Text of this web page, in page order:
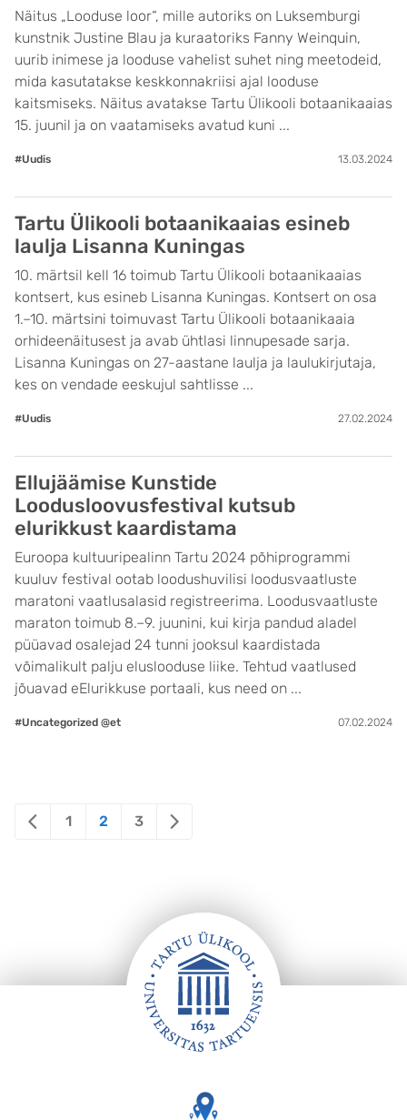
Näitus „Looduse loor“, mille autoriks on Luksemburgi
kunstnik Justine Blau ja kuraatoriks Fanny Weinquin,
uurib inimese ja looduse vahelist suhet ning meetodeid,
mida kasutatakse keskkonnakriisi ajal looduse
kaitsmiseks. Näitus avatakse Tartu Ülikooli botaanikaaias
15. juunil ja on vaatamiseks avatud kuni ...
#Uudis 13.03.2024
Tartu Ülikooli botaanikaaias esineb
laulja Lisanna Kuningas
10. märtsil kell 16 toimub Tartu Ülikooli botaanikaaias
kontsert, kus esineb Lisanna Kuningas. Kontsert on osa
1.–10. märtsini toimuvast Tartu Ülikooli botaanikaaia
orhideenäitusest ja avab ühtlasi linnupesade sarja.
Lisanna Kuningas on 27-aastane laulja ja laulukirjutaja,
kes on vendade eeskujul sahtlisse ...
#Uudis 27.02.2024
Ellujäämise Kunstide
Loodusloovusfestival kutsub
elurikkust kaardistama
Euroopa kultuuripealinn Tartu 2024 põhiprogrammi
kuuluv festival ootab loodushuvilisi loodusvaatluste
maratoni vaatlusalasid registreerima. Loodusvaatluste
maraton toimub 8.–9. juunini, kui kirja pandud aladel
püüavad osalejad 24 tunni jooksul kaardistada
võimalikult palju eluslooduse liike. Tehtud vaatlused
jõuavad eElurikkuse portaali, kus need on ...
#Uncategorized @et 07.02.2024
Posts
1 2 3